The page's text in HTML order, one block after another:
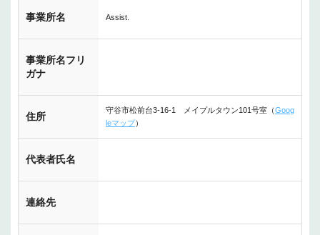
事業所名 Assist.
事業所名フリ
ガナ
住所
守谷市松前台3-16-1 メイプルタウン101号室（Goog
leマップ）
代表者氏名
連絡先